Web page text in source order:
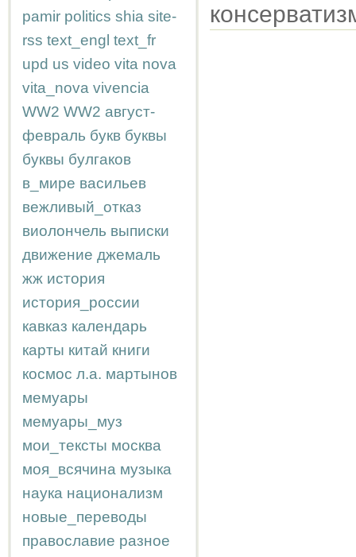
pamir politics shia site-
rss text_engl text_fr
upd us video vita nova
vita_nova vivencia
WW2 WW2 август-
февраль букв буквы
буквы булгаков
в_мире васильев
вежливый_отказ
виолончель выписки
движение джемаль
жж история
история_россии
кавказ календарь
карты китай книги
космос л.а. мартынов
мемуары
мемуары_муз
мои_тексты москва
моя_всячина музыка
наука национализм
новые_переводы
православие разное